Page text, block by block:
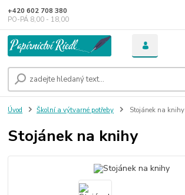
+420 602 708 380
PO-PÁ 8,00 - 18,00
Úvod Školní a výtvarné potřeby Stojánek na knihy
Stojánek na knihy